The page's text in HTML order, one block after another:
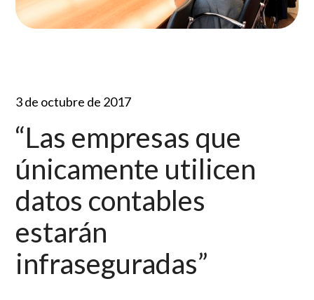
3 de octubre de 2017
“Las empresas que
únicamente utilicen
datos contables
estarán
infraseguradas”